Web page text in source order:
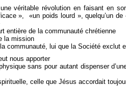
véritable révolution en faisant en
», «un poids lourd », quelqu’un
entière de la communauté chrétienne
la mission
communauté, lui que la Société exclut
nous apporter
sans pour autant dispenser
celle que Jésus accordait